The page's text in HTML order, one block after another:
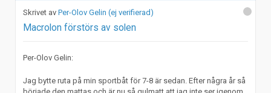
Per-Olov Gelin (ej verifierad)
Macrolon förstörs av solen
Per-Olov Gelin:
Jag bytte ruta på min sportbåt för 7-8 är sedan. Efter några år så